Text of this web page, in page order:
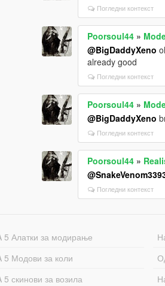
Погледни контекст
Poorsoul44 »
@BigDaddyXeno
already good
Погледни контекст
Poorsoul44 »
@BigDaddyXeno
Погледни контекст
Poorsoul44 »
Погледни контекст
5 Алатки за модирање
5 Модови за коли
5 скинови за возила